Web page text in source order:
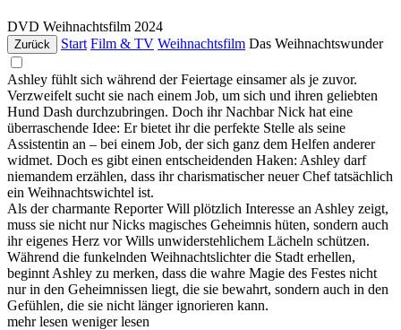
DVD Weihnachtsfilm 2024
Zurück Start Film & TV Weihnachtsfilm Das Weihnachtswunder
Ashley fühlt sich während der Feiertage einsamer als je zuvor.
Verzweifelt sucht sie nach einem Job, um sich und ihren geliebten
Hund Dash durchzubringen. Doch ihr Nachbar Nick hat eine
überraschende Idee: Er bietet ihr die perfekte Stelle als seine
Assistentin an – bei einem Job, der sich ganz dem Helfen anderer
widmet. Doch es gibt einen entscheidenden Haken: Ashley darf
niemandem erzählen, dass ihr charismatischer neuer Chef tatsächlich
ein Weihnachtswichtel ist.
Als der charmante Reporter Will plötzlich Interesse an Ashley zeigt,
muss sie nicht nur Nicks magisches Geheimnis hüten, sondern auch
ihr eigenes Herz vor Wills unwiderstehlichem Lächeln schützen.
Während die funkelnden Weihnachtslichter die Stadt erhellen,
beginnt Ashley zu merken, dass die wahre Magie des Festes nicht
nur in den Geheimnissen liegt, die sie bewahrt, sondern auch in den
Gefühlen, die sie nicht länger ignorieren kann.
mehr lesen weniger lesen